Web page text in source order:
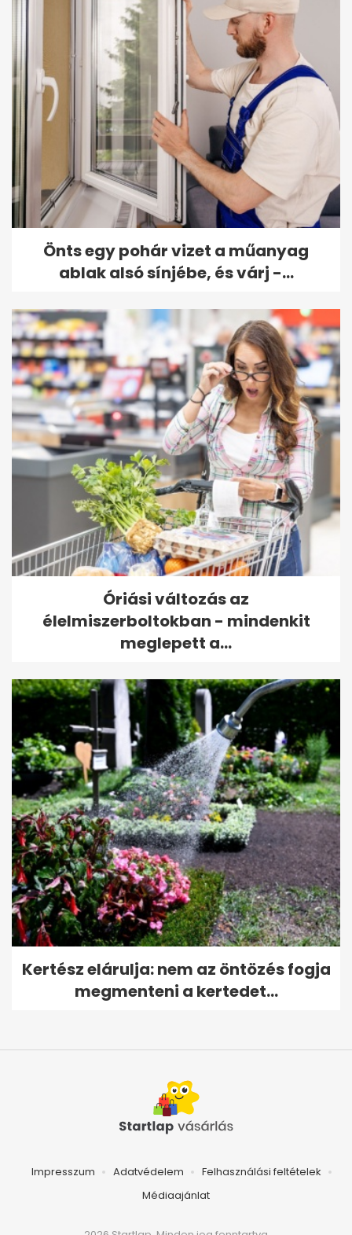
Önts egy pohár vizet a műanyag
ablak alsó sínjébe, és várj -...
Óriási változás az
élelmiszerboltokban - mindenkit
meglepett a...
Kertész elárulja: nem az öntözés fogja
megmenteni a kertedet...
Impresszum Adatvédelem
Felhasználási feltételek
Médiaajánlat